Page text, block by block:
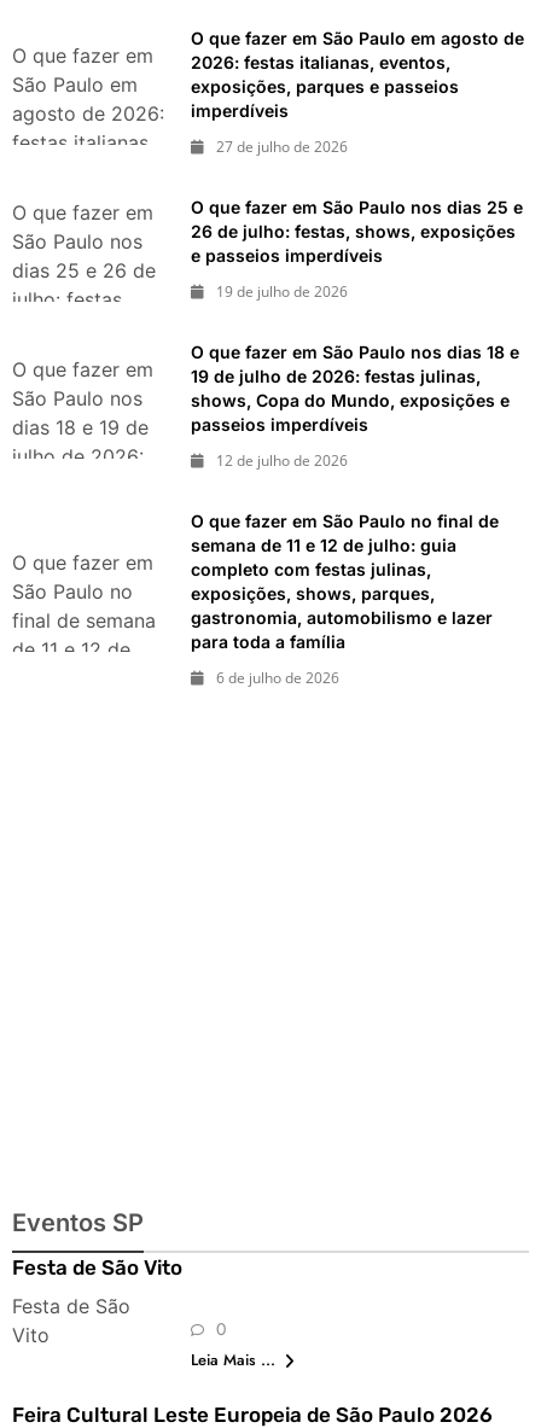
durante agosto
de 2026
O que fazer em
São Paulo em
agosto de 2026:
festas italianas,
exposições,
parques e
passeios
imperdíveis
O que fazer em São Paulo em agosto de
2026: festas italianas, eventos,
exposições, parques e passeios
imperdíveis
27 de julho de 2026
O que fazer em
São Paulo nos
dias 25 e 26 de
julho: festas,
exposições e
passeios
imperdíveis
O que fazer em São Paulo nos dias 25 e
26 de julho: festas, shows, exposições
e passeios imperdíveis
19 de julho de 2026
O que fazer em
São Paulo nos
dias 18 e 19 de
julho de 2026:
exposições e
passeios
imperdíveis
O que fazer em São Paulo nos dias 18 e
19 de julho de 2026: festas julinas,
shows, Copa do Mundo, exposições e
passeios imperdíveis
12 de julho de 2026
O que fazer em
São Paulo no
final de semana
de 11 e 12 de
O que fazer em São Paulo no final de
semana de 11 e 12 de julho: guia
completo com festas julinas,
exposições, shows, parques,
gastronomia, automobilismo e lazer
para toda a família
6 de julho de 2026
Eventos SP
Festa de São Vito
Festa de São
Vito
0
Leia Mais ...
Feira Cultural Leste Europeia de São Paulo 2026